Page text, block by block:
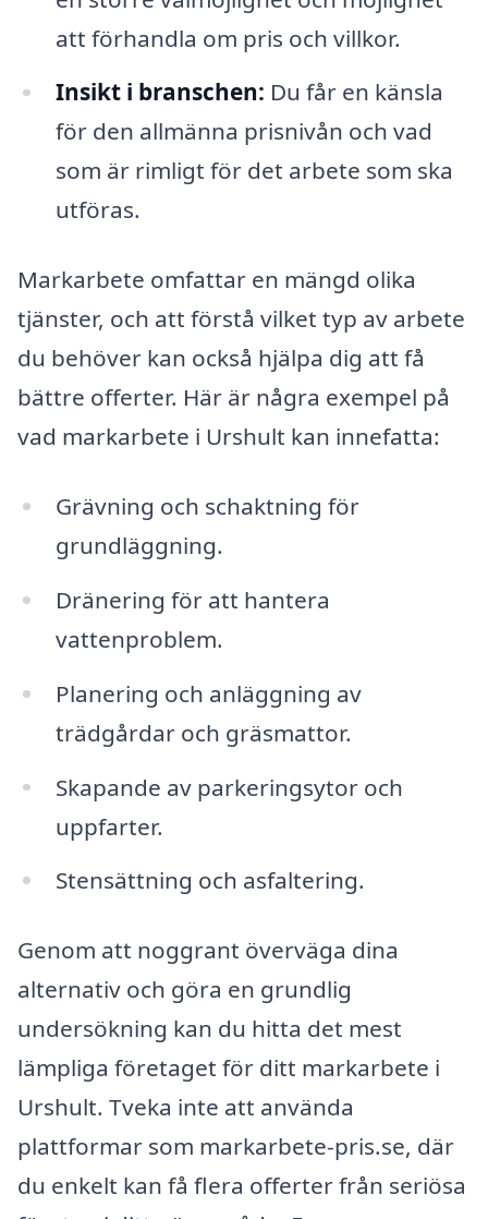
att förhandla om pris och villkor.
Insikt i branschen: Du får en känsla
för den allmänna prisnivån och vad
som är rimligt för det arbete som ska
utföras.
Markarbete omfattar en mängd olika
tjänster, och att förstå vilket typ av arbete
du behöver kan också hjälpa dig att få
bättre offerter. Här är några exempel på
vad markarbete i Urshult kan innefatta:
Grävning och schaktning för
grundläggning.
Dränering för att hantera
vattenproblem.
Planering och anläggning av
trädgårdar och gräsmattor.
Skapande av parkeringsytor och
uppfarter.
Stensättning och asfaltering.
Genom att noggrant överväga dina
alternativ och göra en grundlig
undersökning kan du hitta det mest
lämpliga företaget för ditt markarbete i
Urshult. Tveka inte att använda
plattformar som markarbete-pris.se, där
du enkelt kan få flera offerter från seriösa